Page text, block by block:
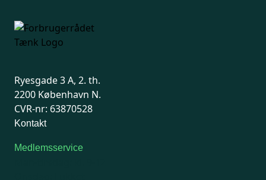
Ryesgade 3 A, 2. th.
2200 København N.
CVR-nr: 63870528
Kontakt
Medlemsservice